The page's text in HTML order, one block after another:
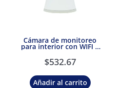
Cámara de monitoreo
para interior con WIFI y
Tecnolite Connect
$532.67
Añadir al carrito